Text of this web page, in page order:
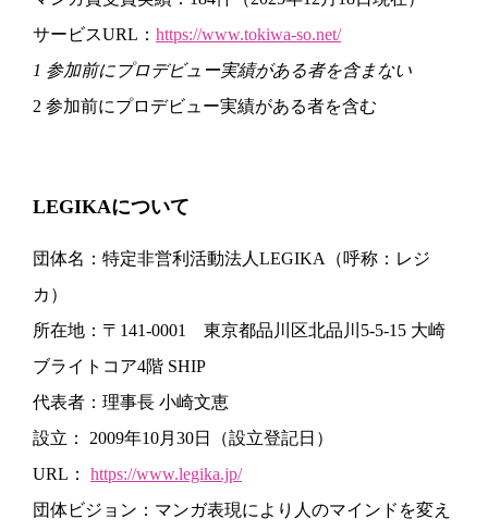
サービスURL： https://www.tokiwa-so.net/
1 参加前にプロデビュー実績がある者を含まない
2 参加前にプロデビュー実績がある者を含む
LEGIKAについて
団体名：特定非営利活動法人LEGIKA（呼称：レジ
カ）
所在地：〒141-0001 東京都品川区北品川5-5-15 大崎
ブライトコア4階 SHIP
代表者：理事長 小崎文恵
設立： 2009年10月30日（設立登記日）
URL： https://www.legika.jp/
団体ビジョン：マンガ表現により人のマインドを変え